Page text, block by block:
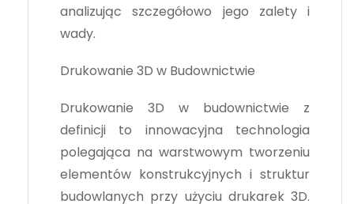
analizując szczegółowo jego zalety i
wady.
Drukowanie 3D w Budownictwie
Drukowanie 3D w budownictwie z
definicji to innowacyjna technologia
polegająca na warstwowym tworzeniu
elementów konstrukcyjnych i struktur
budowlanych przy użyciu drukarek 3D.